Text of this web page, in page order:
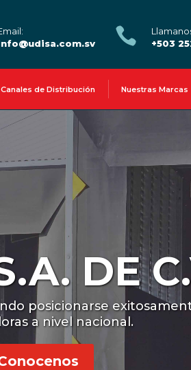

+503
Canales de Distribución Nuestras Marcas
DE
posicionarse
a nivel nacional.